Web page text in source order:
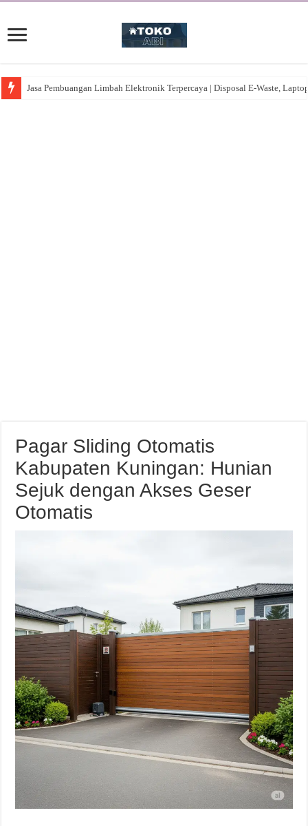
Jasa Pembuangan Limbah Elektronik Terpercaya | Disposal E-Waste,
Pagar Sliding Otomatis
Kabupaten Kuningan: Hunian
Sejuk dengan Akses Geser
Otomatis